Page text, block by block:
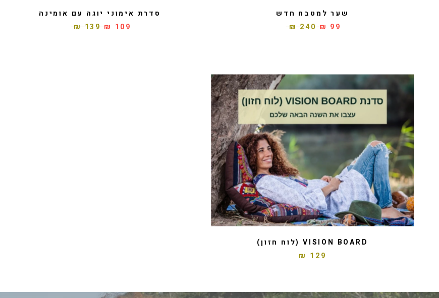
שער למטבח חדש
99 ₪
240 ₪
סדרת אימוני יוגה עם אומינה
109 ₪
139 ₪
VISION BOARD (לוח חזון)
129 ₪